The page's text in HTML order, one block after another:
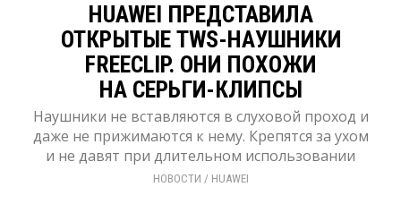
HUAWEI ПРЕДСТАВИЛА
ОТКРЫТЫЕ TWS-НАУШНИКИ
FREECLIP. ОНИ ПОХОЖИ
НА СЕРЬГИ-КЛИПСЫ
Наушники не вставляются в слуховой проход и
даже не прижимаются к нему. Крепятся за ухом
и не давят при длительном использовании
НОВОСТИ / HUAWEI